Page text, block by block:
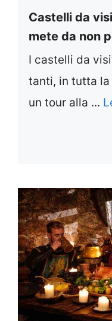
Castelli da
mete da non
I castelli da
tanti, in tutta
un tour alla ...